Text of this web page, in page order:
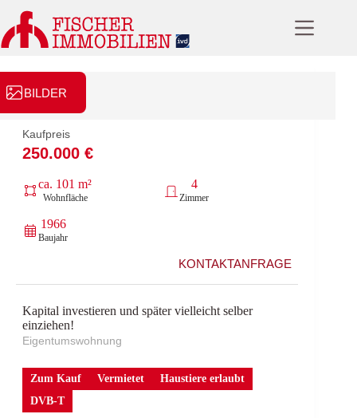
Inhalt
springen
BILDER
Kaufpreis
250.000 €
ca. 101 m²
Wohnfläche
4
Zimmer
1966
Baujahr
KONTAKTANFRAGE
Kapital investieren und später vielleicht selber
einziehen!
Eigentumswohnung
Zum Kauf Vermietet
Haustiere erlaubt
DVB-T